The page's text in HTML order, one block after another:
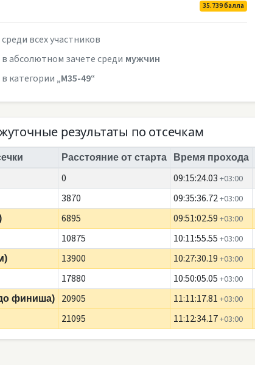
35.739 балла
среди всех участников
в абсолютном зачете среди мужчин
в категории „M35-49“
результаты по отсечкам
Расстояние от старта Время прохода
0 09:15:24.03 +03:00
3870 09:35:36.72+03:00
6895 09:51:02.59 +03:00
10875 10:11:55.55 +03:00
13900 10:27:30.19 +03:00
17880 10:50:05.05 +03:00
финиша) 20905 11:11:17.81 +03:00
21095 11:12:34.17+03:00